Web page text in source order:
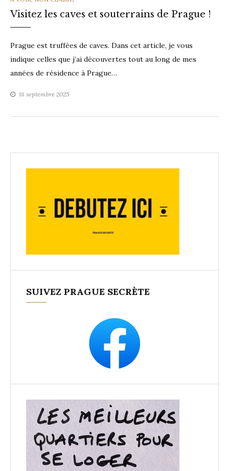
Visitez les caves et souterrains de Prague !
Prague est truffées de caves. Dans cet article, je vous
indique celles que j’ai découvertes tout au long de mes
années de résidence à Prague…
18 septembre 2025
SUIVEZ PRAGUE SECRÈTE